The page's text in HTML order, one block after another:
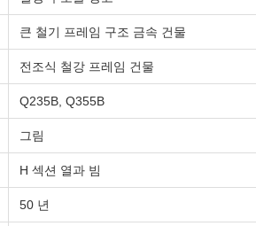
큰 철기 프레임 구조 금속 건물
전조식 철강 프레임 건물
Q235B, Q355B
그림
H 섹션 열과 빔
50 년